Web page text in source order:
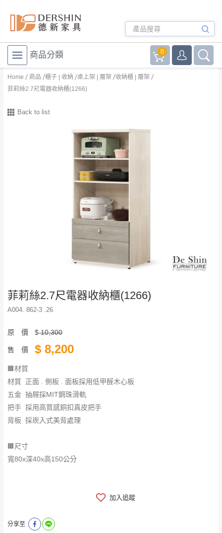
商品分類 0
Home 商品 櫃子 | 收納 桌上架 | 層架
收納櫃 | 層架
菲莉絲2.7尺電器收納櫃(1266)
Back to list
菲莉絲2.7尺電器收納櫃(1266)
A004. 862-3 .26
原 價 $10,300
售 價 $ 8,200
🟧材質
材質 正面 . 側板 . 面板採用低甲醛木心板
五金 抽屜採MIT鋼珠滑軌
把手 採用高質感銅扣真皮把手
​​​​​​​背板 採崁入式美背處理
🟧尺寸
寬80x深40x高150公分
加入追蹤
分享至